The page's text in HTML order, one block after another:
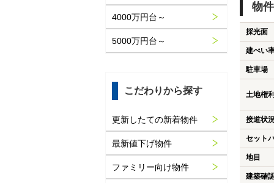
物
採光面
建ぺい
駐車場
土地権
接道状
セット
地目
建築確
4000万円台～
5000万円台～
こだわりから探す
更新したての新着物件
最新値下げ物件
ファミリー向け物件